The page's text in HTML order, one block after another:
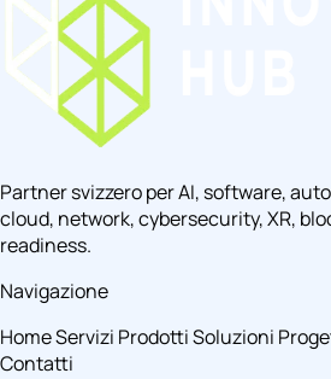
Partner svizzero per AI, software,
cloud, network, cybersecurity, XR,
readiness.
Navigazione
HomeServizi ProdottiSoluzioni
Contatti